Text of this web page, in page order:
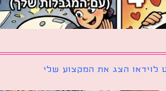
הצג את המקצוע שלי